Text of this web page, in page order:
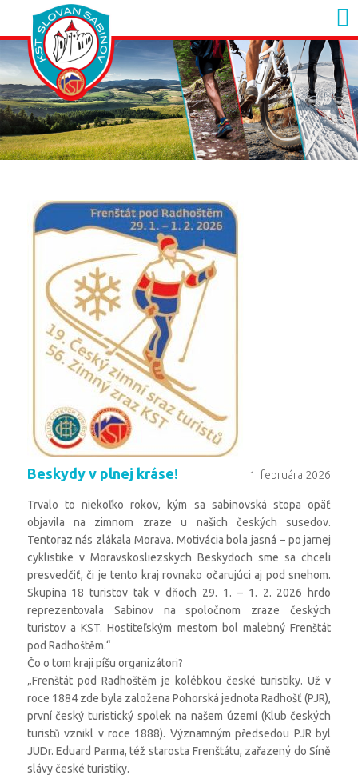
Beskydy v plnej kráse! 1. februára 2026
Trvalo to niekoľko rokov, kým sa sabinovská stopa opäť
objavila na zimnom zraze u našich českých susedov.
Tentoraz nás zlákala Morava. Motivácia bola jasná – po jarnej
cyklistike v Moravskosliezskych Beskydoch sme sa chceli
presvedčiť, či je tento kraj rovnako očarujúci aj pod snehom.
Skupina 18 turistov tak v dňoch 29. 1. – 1. 2. 2026 hrdo
reprezentovala Sabinov na spoločnom zraze českých
turistov a KST. Hostiteľským mestom bol malebný Frenštát
pod Radhoštěm.“
Čo o tom kraji píšu organizátori?
„Frenštát pod Radhoštěm je kolébkou české turistiky. Už v
roce 1884 zde byla založena Pohorská jednota Radhošť (PJR),
první český turistický spolek na našem území (Klub českých
turistů vznikl v roce 1888). Významným předsedou PJR byl
JUDr. Eduard Parma, též starosta Frenštátu, zařazený do Síně
slávy české turistiky.